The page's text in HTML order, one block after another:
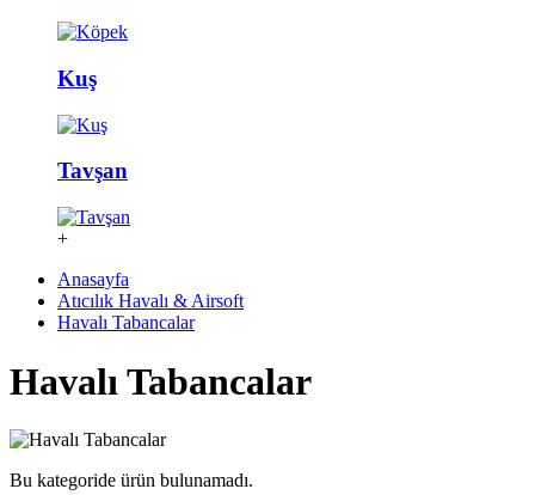
Kuş
Tavşan
+
Anasayfa
Atıcılık Havalı & Airsoft
Havalı Tabancalar
Havalı Tabancalar
Bu kategoride ürün bulunamadı.